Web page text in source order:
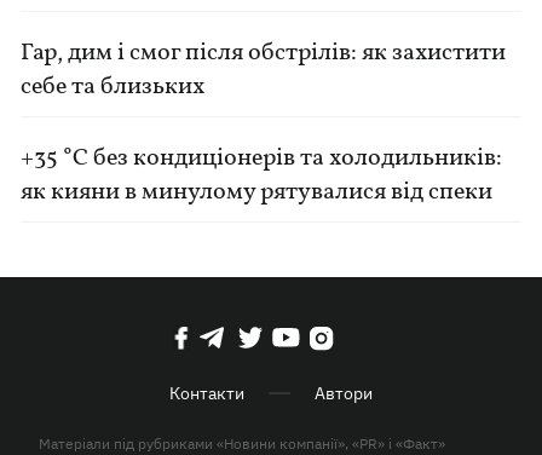
Гар, дим і смог після обстрілів: як захистити
себе та близьких
+35 °C без кондиціонерів та холодильників:
як кияни в минулому рятувалися від спеки
Контакти Автори
Матеріали під рубриками «Новини компанії», «PR» і «Факт»